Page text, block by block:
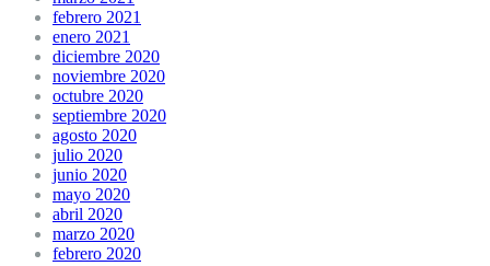
febrero 2021
enero 2021
diciembre 2020
noviembre 2020
octubre 2020
septiembre 2020
agosto 2020
julio 2020
junio 2020
mayo 2020
abril 2020
marzo 2020
febrero 2020